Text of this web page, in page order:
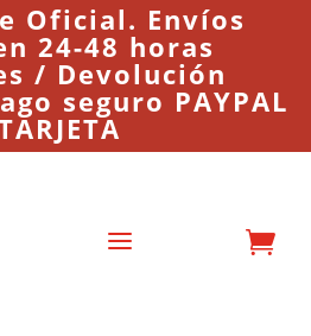
Oficial. Envíos
24-48 horas
/ Devolución
seguro PAYPAL
a 